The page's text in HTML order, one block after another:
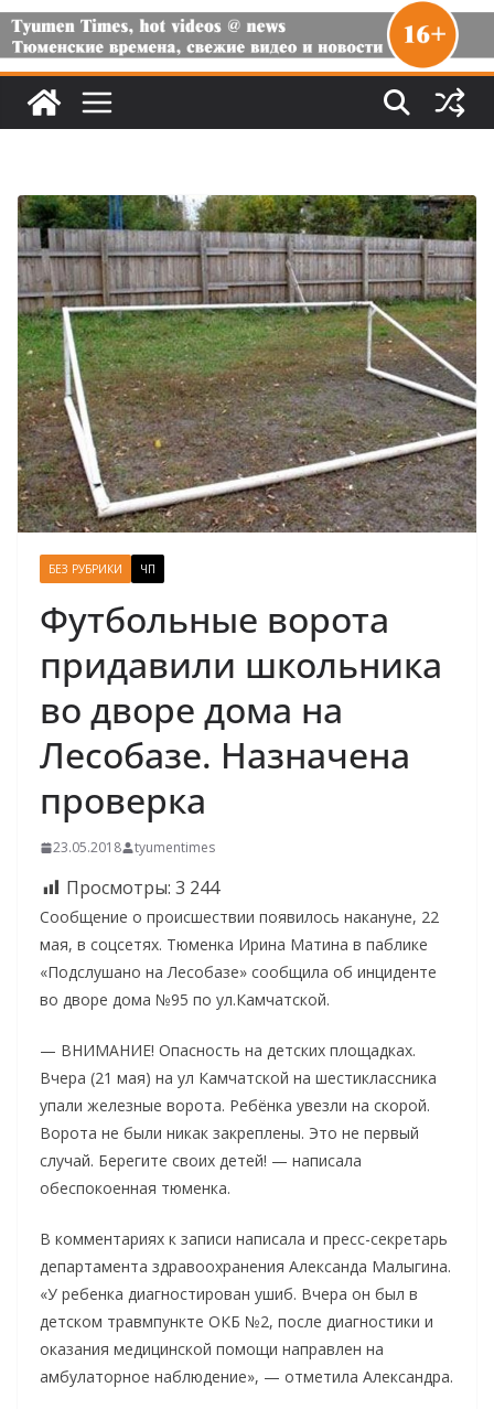
БЕЗ РУБРИКИ ЧП
Футбольные ворота
придавили школьника
во дворе дома на
Лесобазе. Назначена
проверка
23.05.2018 tyumentimes
Просмотры: 3 244
Сообщение о происшествии появилось накануне, 22
мая, в соцсетях. Тюменка Ирина Матина в паблике
«Подслушано на Лесобазе» сообщила об инциденте
во дворе дома №95 по ул.Камчатской.
— ВНИМАНИЕ! Опасность на детских площадках.
Вчера (21 мая) на ул Камчатской на шестиклассника
упали железные ворота. Ребёнка увезли на скорой.
Ворота не были никак закреплены. Это не первый
случай. Берегите своих детей! — написала
обеспокоенная тюменка.
В комментариях к записи написала и пресс-секретарь
департамента здравоохранения Александа Малыгина.
«У ребенка диагностирован ушиб. Вчера он был в
детском травмпункте ОКБ №2, после диагностики и
оказания медицинской помощи направлен на
амбулаторное наблюдение», — отметила Александра.